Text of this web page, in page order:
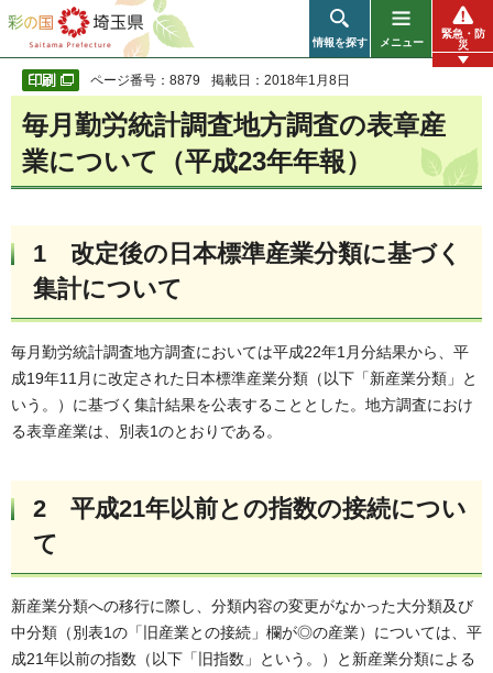
彩の国 埼玉県
情報を探す メニュー
緊急・防
災
ページ番号：8879 掲載日：2018年1月8日
毎月勤労統計調査地方調査の表章産
業について（平成23年年報）
1 改定後の日本標準産業分類に基づく
集計について
毎月勤労統計調査地方調査においては平成22年1月分結果から、平
成19年11月に改定された日本標準産業分類（以下「新産業分類」と
いう。）に基づく集計結果を公表することとした。地方調査におけ
る表章産業は、別表1のとおりである。
2 平成21年以前との指数の接続につい
て
新産業分類への移行に際し、分類内容の変更がなかった大分類及び
中分類（別表1の「旧産業との接続」欄が◎の産業）については、平
成21年以前の指数（以下「旧指数」という。）と新産業分類による